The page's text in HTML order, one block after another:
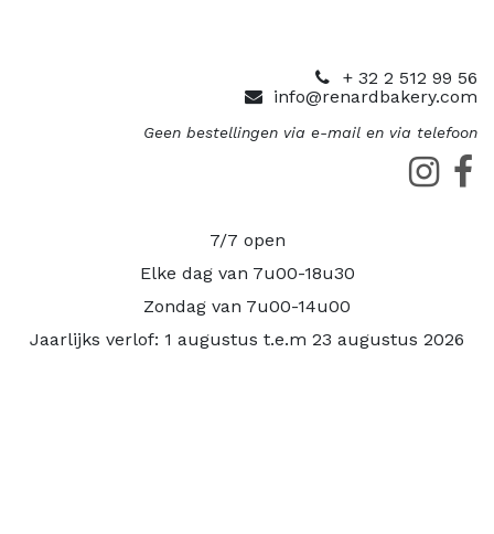
+ 32 2 512 99 56
info@renardbakery.com
Geen bestellingen via e-mail en via telefoon
7/7 open
Elke dag van 7u00-18u30
Zondag van 7u00-14u00
Jaarlijks verlof: 1 augustus t.e.m 23 augustus 2026